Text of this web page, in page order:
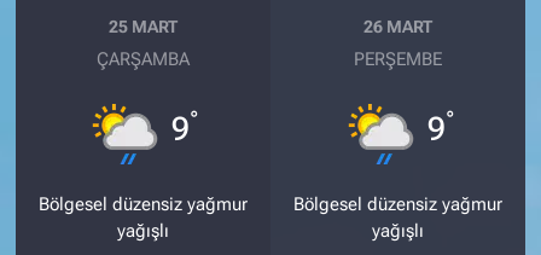
25 MART
ÇARŞAMBA
9°
Bölgesel düzensiz yağmur
yağışlı
26 MART
PERŞEMBE
9°
Bölgesel düzensiz yağmur
yağışlı